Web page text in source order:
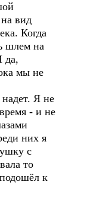
вид
Когда
шлем на
да,
мы не
Я не
- и не
них я
с
то
к